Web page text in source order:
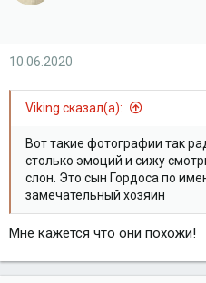
10.06.2020
Viking сказал(а):
Вот такие фотографии так
столько эмоций и сижу
слон. Это сын Гордоса по
замечательный хозяин
Мне кажется что они похожи!